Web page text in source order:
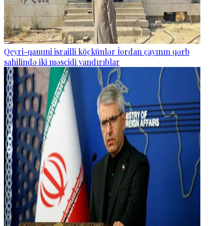
Qeyri-qanuni israilli köçkünlər İordan çayının qərb
sahilində iki məscidi yandırıblar